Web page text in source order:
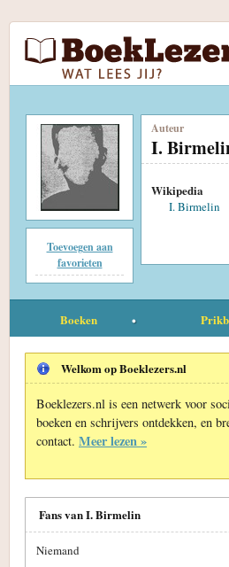
Toevoegen aan
favorieten
Auteur
I.
Wikipedia
I. Birmelin
Boeken
Welkom op Boeklezers.nl
Boeklezers.nl is een netwerk voor
boeken en schrijvers ontdekken, en
contact. Meer lezen »
Fans van I. Birmelin
Niemand